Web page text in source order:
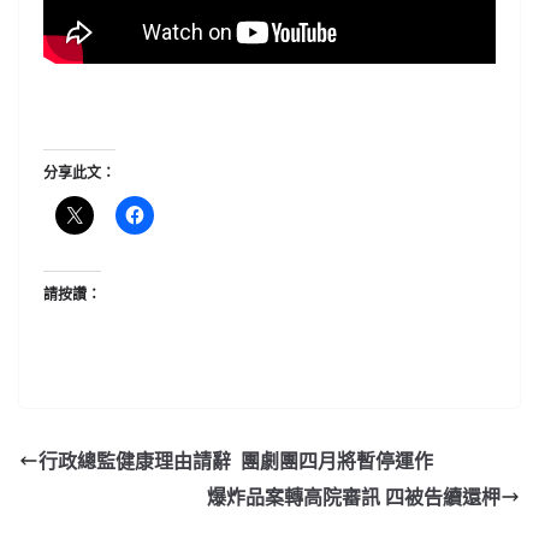
分享此文：
請按讚：
行政總監健康理由請辭 團劇團四月將暫停運作
爆炸品案轉高院審訊 四被告續還柙